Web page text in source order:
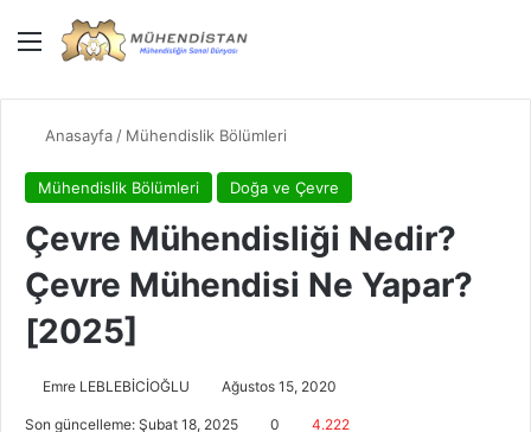
Menü
Anasayfa / Mühendislik Bölümleri
Mühendislik Bölümleri Doğa ve Çevre
Çevre Mühendisliği Nedir?
Çevre Mühendisi Ne Yapar?
[2025]
Emre LEBLEBİCİOĞLU Ağustos 15, 2020
Son güncelleme: Şubat 18, 2025 0 4.222